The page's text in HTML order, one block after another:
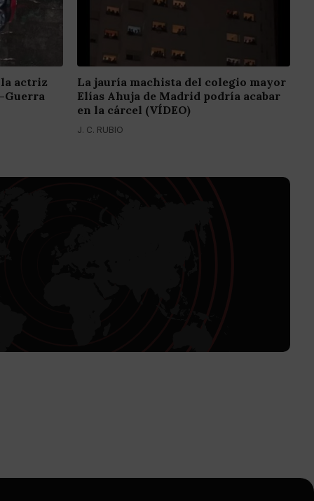
actriz
Guerra
La jauría machista del colegio mayor
Elías Ahuja de Madrid podría acabar
en la cárcel (VÍDEO)
J. C. RUBIO